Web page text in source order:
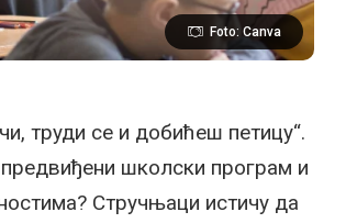
Foto: Canva
труди се и добићеш петицу“.
школски програм и
Стручњаци истичу да